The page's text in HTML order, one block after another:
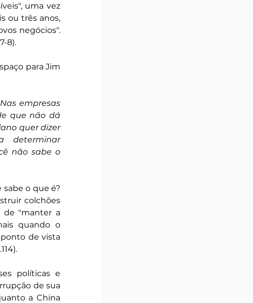
uma vez
ou três anos,
negócios".
8).
para Jim
empresas
que não dá
quer dizer
determinar
não sabe o
o que é?
colchões
de "manter a
quando o
de vista
políticas e
de sua
a China